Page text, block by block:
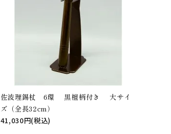
佐波理錫杖 6環 黒檀柄付き 大サイ
ズ（全長32cm）
41,030円(税込)